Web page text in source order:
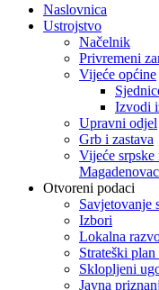
Naslovnica
Ustrojstvo
Načelnik
Privremeni
Vijeće općine
Izvodi
Upravni odjel
Grb i zastava
Vijeće
Magadenovac
Otvoreni podaci
Savjetovanje
Izbori
Lokalna
Strateški
Sklopljeni
Javna